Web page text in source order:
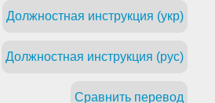
Должностная инструкция (укр)
Должностная инструкция (рус)
Сравнить перевод